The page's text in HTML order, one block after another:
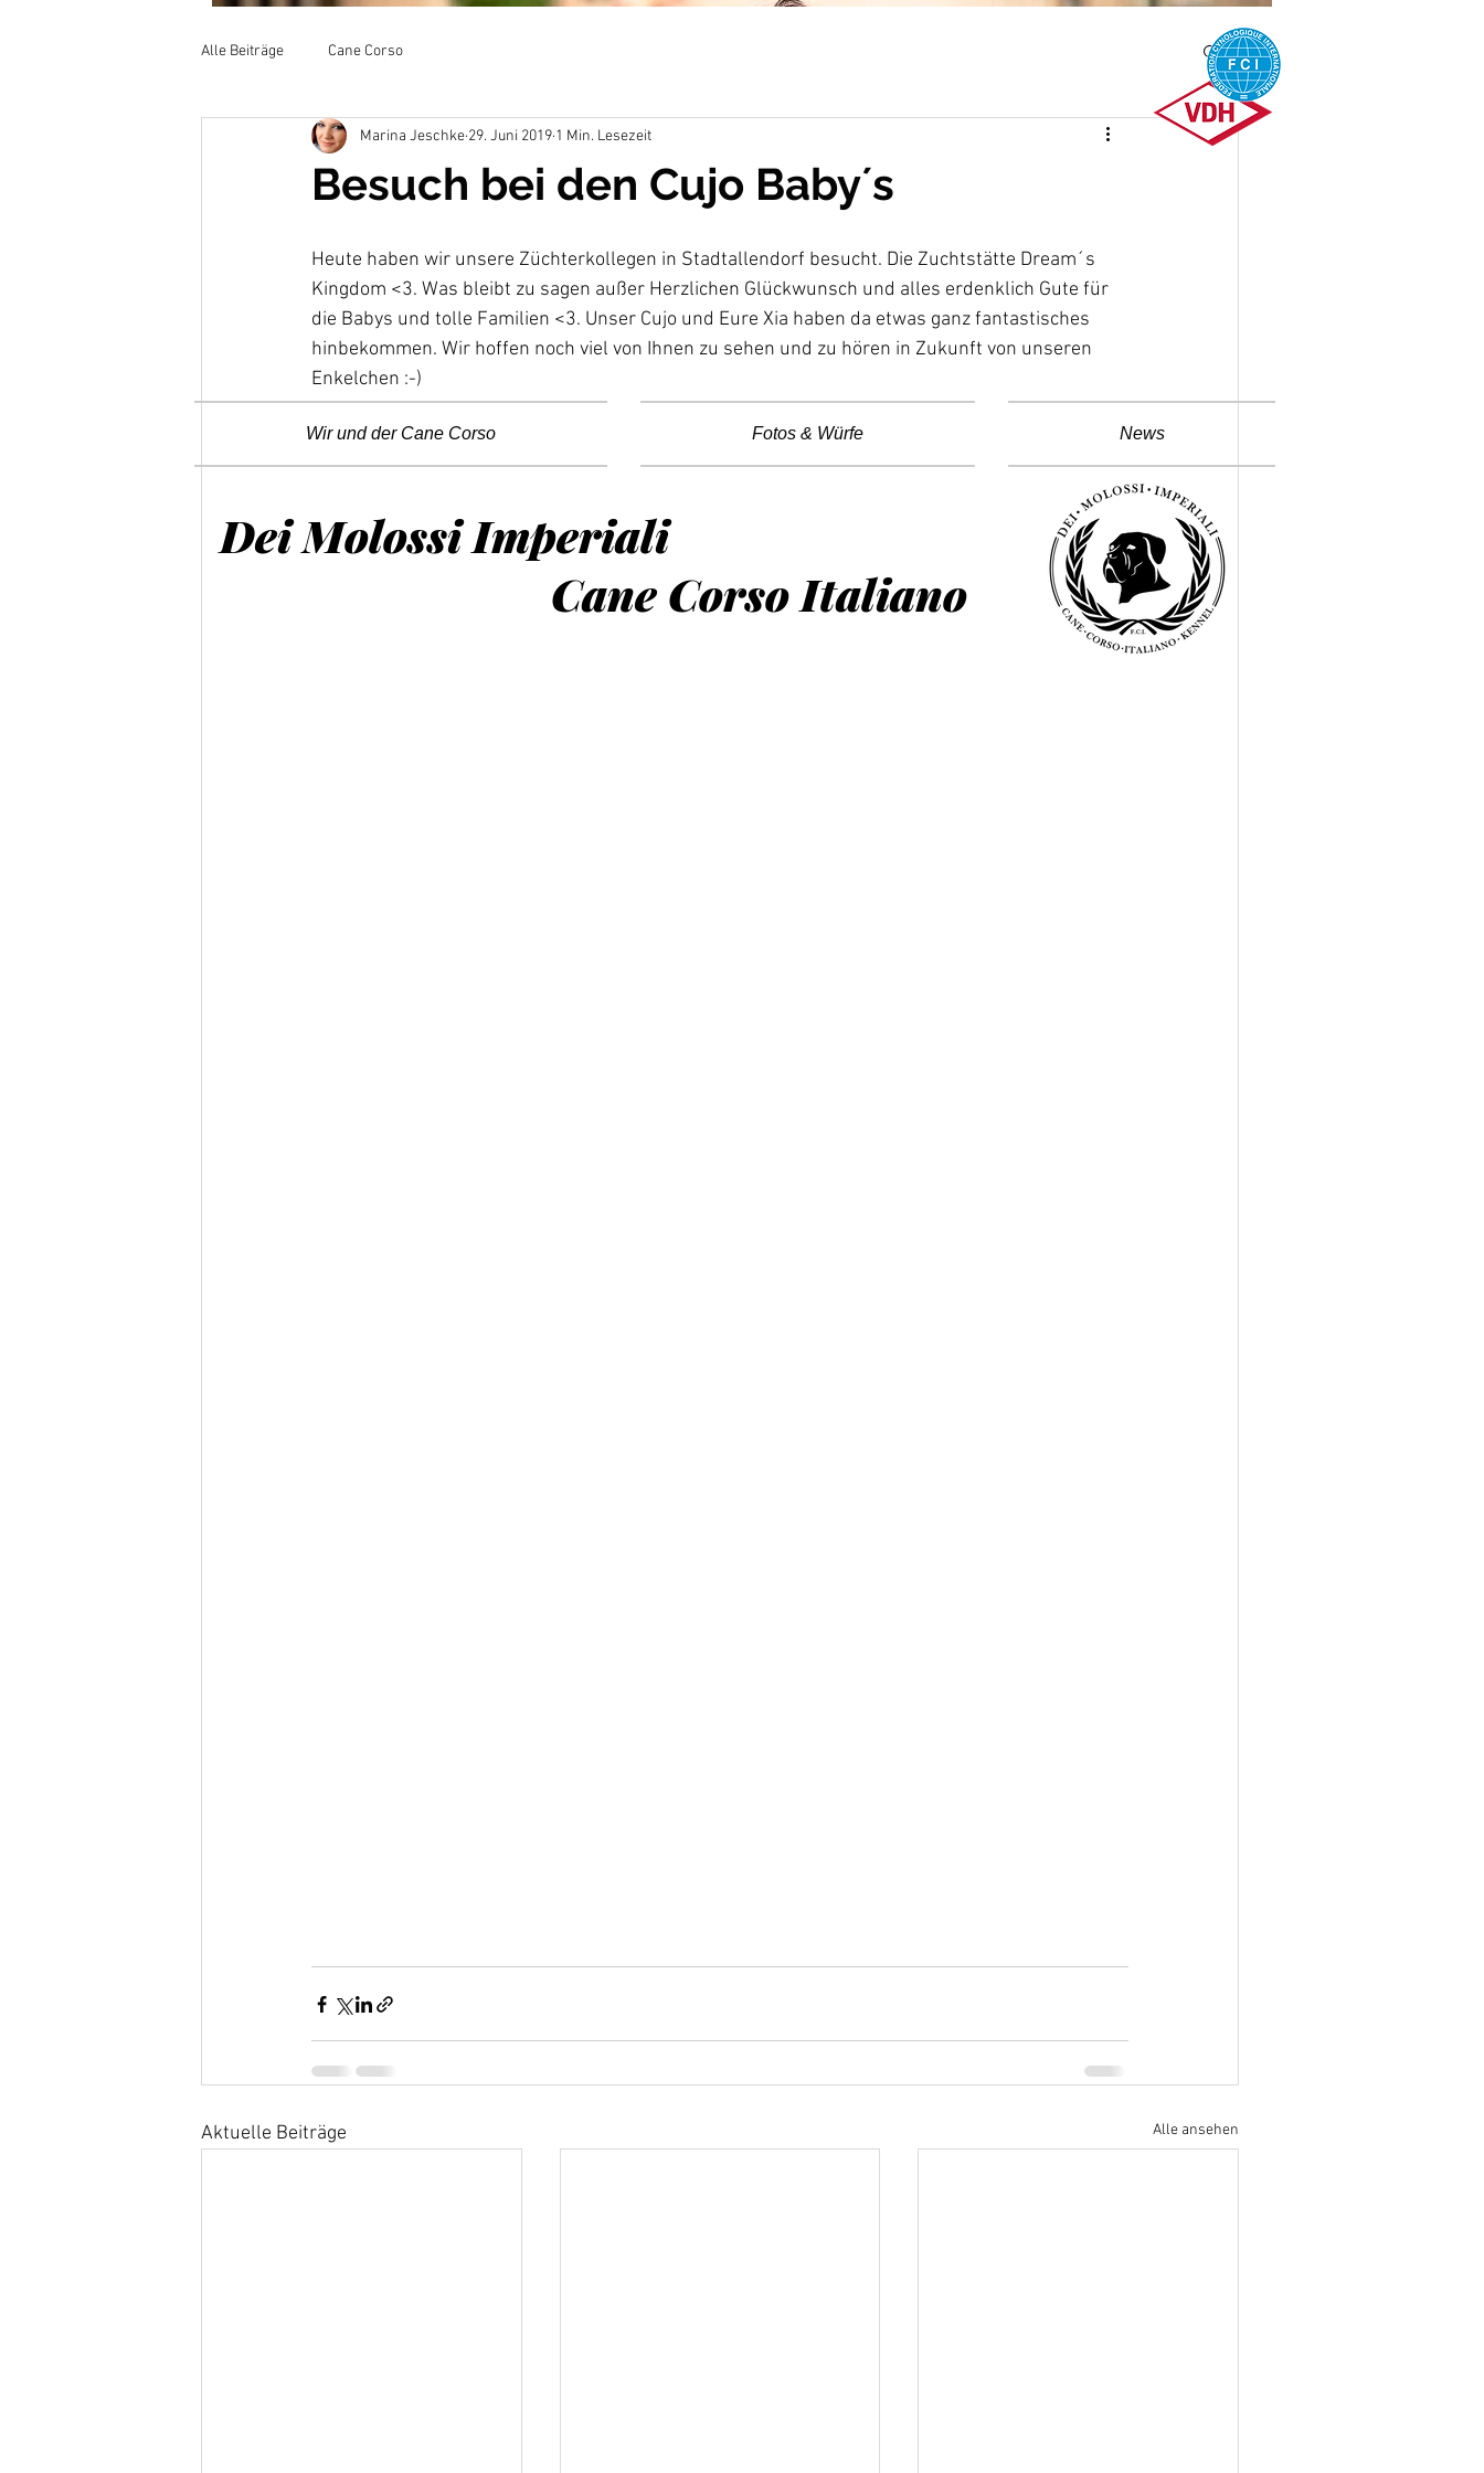
Alle Beiträge Cane Corso
Besuch bei den Cujo Baby´s
Marina Jeschke 29. Juni 2019 1 Min. Lesezeit
Heute haben wir unsere Züchterkollegen in Stadtallendorf besucht. Die Zuchtstätte Dream´s
Kingdom <3. Was bleibt zu sagen außer Herzlichen Glückwunsch und alles erdenklich Gute für
die Babys und tolle Familien <3. Unser Cujo und Eure Xia haben da etwas ganz fantastisches
hinbekommen. Wir hoffen noch viel von Ihnen zu sehen und zu hören in Zukunft von unseren
Enkelchen :-)
Aktuelle Beiträge Alle ansehen
Dei Molossi Imperiali
Cane Corso Italiano
Wir und der Cane Corso Fotos & Würfe News